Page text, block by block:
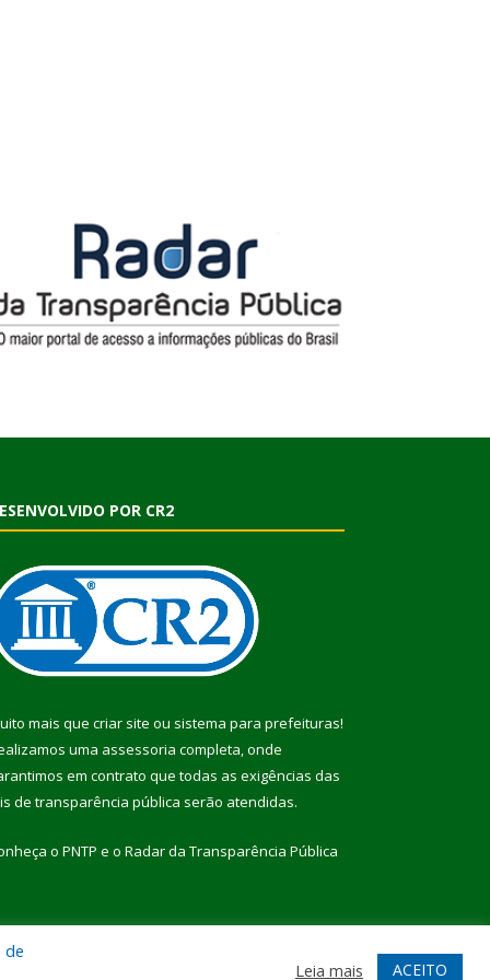
POR CR2
mais que criar site ou sistema para prefeituras!
uma assessoria completa, onde
em contrato que todas as exigências das
de transparência pública serão atendidas.
o PNTP e o Radar da Transparência Pública
Acessar Webmail
de
Leia mais ACEITO